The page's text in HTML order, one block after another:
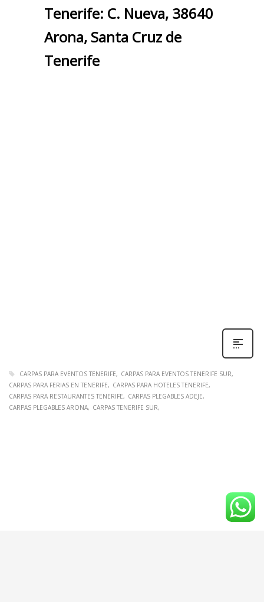
Tenerife: C. Nueva, 38640
Arona, Santa Cruz de
Tenerife
CARPAS PARA EVENTOS TENERIFE
CARPAS PARA EVENTOS TENERIFE SUR
CARPAS PARA FERIAS EN TENERIFE
CARPAS PARA HOTELES TENERIFE
CARPAS PARA RESTAURANTES TENERIFE
CARPAS PLEGABLES ADEJE
CARPAS PLEGABLES ARONA
CARPAS TENERIFE SUR